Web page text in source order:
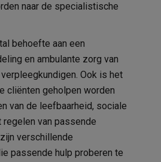
naar de specialistische
behoefte aan een
en ambulante zorg van
Ook is het
cliënten geholpen worden
van de leefbaarheid, sociale
regelen van passende
verschillende
passende hulp proberen te